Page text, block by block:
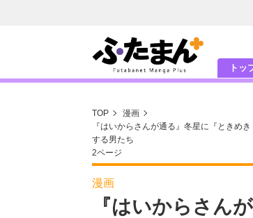
トッ
TOP
漫画
『はいからさんが通る』冬星に『ときめ
する男たち
2ページ
漫画
『はいからさん